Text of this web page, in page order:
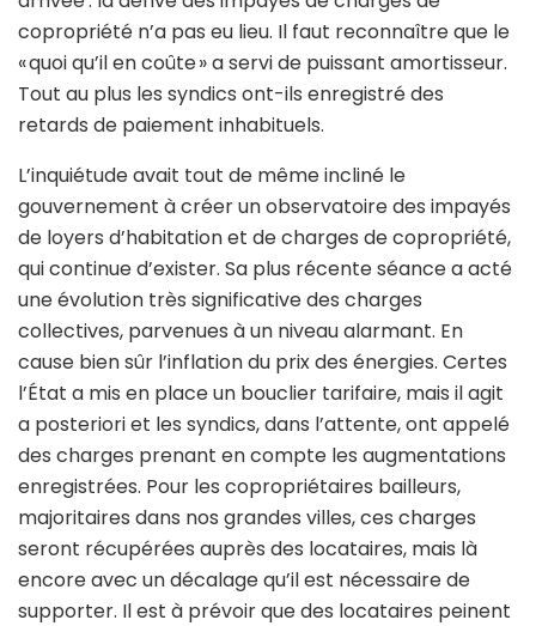
copropriété n’a pas eu lieu. Il faut reconnaître que le
« quoi qu’il en coûte » a servi de puissant amortisseur.
Tout au plus les syndics ont-ils enregistré des
retards de paiement inhabituels.
L’inquiétude avait tout de même incliné le
gouvernement à créer un observatoire des impayés
de loyers d’habitation et de charges de copropriété,
qui continue d’exister. Sa plus récente séance a acté
une évolution très significative des charges
collectives, parvenues à un niveau alarmant. En
cause bien sûr l’inflation du prix des énergies. Certes
l’État a mis en place un bouclier tarifaire, mais il agit
a posteriori et les syndics, dans l’attente, ont appelé
des charges prenant en compte les augmentations
enregistrées. Pour les copropriétaires bailleurs,
majoritaires dans nos grandes villes, ces charges
seront récupérées auprès des locataires, mais là
encore avec un décalage qu’il est nécessaire de
supporter. Il est à prévoir que des locataires peinent